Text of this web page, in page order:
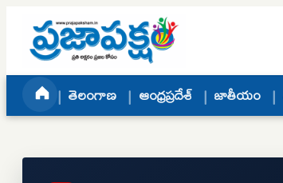
Skip to content
తెలంగాణ ఆంధ్రప్రదేశ్ జాతీయం